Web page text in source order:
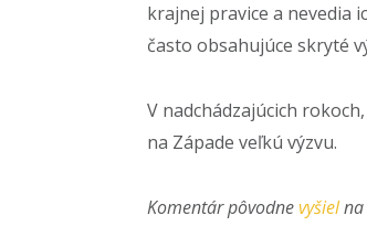
krajnej pravice a nevedia
často obsahujúce skryté
V nadchádzajúcich
na Západe veľkú výzvu.
Komentár pôvodnevyšielna